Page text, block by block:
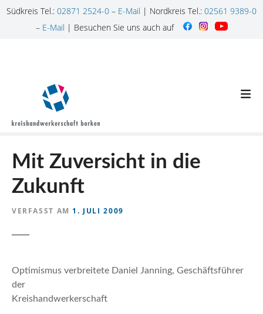
Südkreis Tel.: 02871 2524-0 – E-Mail | Nordkreis Tel.: 02561 9389-0
– E-Mail | Besuchen Sie uns auch auf
Mit Zuversicht in die
Zukunft
VERFASST AM 1. JULI 2009
Optimismus verbreitete Daniel Janning, Geschäftsführer
der
Kreishandwerkerschaft